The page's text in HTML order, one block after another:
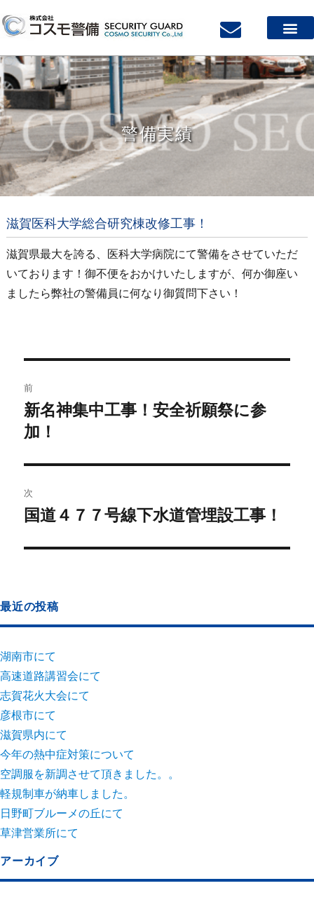
警備実績
滋賀医科大学総合研究棟改修工事！
滋賀県最大を誇る、医科大学病院にて警備をさせていただ
いております！御不便をおかけいたしますが、何か御座い
ましたら弊社の警備員に何なり御質問下さい！
前
新名神集中工事！安全祈願祭に参
加！
次
国道４７７号線下水道管埋設工事！
最近の投稿
湖南市にて
高速道路講習会にて
志賀花火大会にて
彦根市にて
滋賀県内にて
今年の熱中症対策について
空調服を新調させて頂きました。。
軽規制車が納車しました。
日野町ブルーメの丘にて
草津営業所にて
アーカイブ